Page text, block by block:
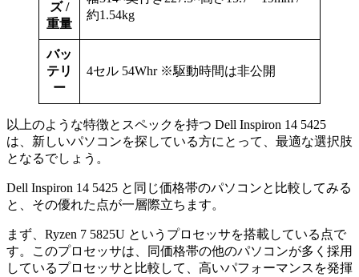
ズ /
重量
約1.54kg
バッ
テリ
ー
4セル 54Whr ※駆動時間は非公開
以上のような特徴とスペックを持つ Dell Inspiron 14 5425
は、新しいパソコンを探している方にとって、最適な選択肢
となるでしょう。
Dell Inspiron 14 5425 と同じ価格帯のパソコンと比較してみる
と、その優れた点が一層際立ちます。
まず、Ryzen 7 5825U というプロセッサを搭載している点で
す。このプロセッサは、同価格帯の他のパソコンが多く採用
しているプロセッサと比較して、高いパフォーマンスを発揮